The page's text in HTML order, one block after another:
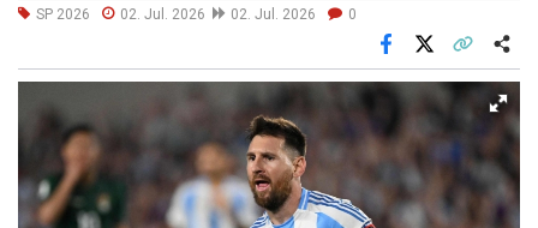
SP 2026 02. Jul. 2026 02. Jul. 2026 0
Facebook